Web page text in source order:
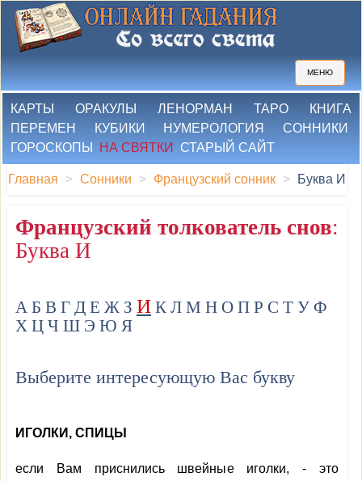
МЕНЮ
КАРТЫ ОРАКУЛЫ ЛЕНОРМАН ТАРО
КНИГА
ПЕРЕМЕН
КУБИКИ НУМЕРОЛОГИЯ
СОННИКИ
ГОРОСКОПЫ
НА СВЯТКИ СТАРЫЙ САЙТ
Главная Сонники Французский сонник Буква И
Французский толкователь снов:
Буква И
А Б В Г Д Е Ж З И К Л М Н О П Р С Т У Ф
Х Ц Ч Ш Э Ю Я
Выберите интересующую Вас букву
ИГОЛКИ, СПИЦЫ
если Вам приснились швейные иголки, - это